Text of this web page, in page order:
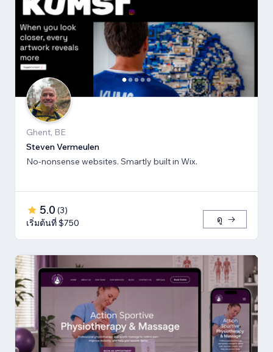
Ghent, BE
Steven Vermeulen
No-nonsense websites. Smartly built in Wix.
5.0 (3)
เริ่มต้นที่ $750
ดู